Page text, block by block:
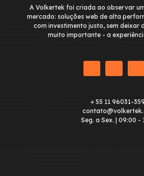
A Volkertek foi criada ao observar
mercado: soluções web de alta
com investimento justo, sem deixar
muito importante - a
+ 55 11 96031-
Seg. a Sex. | 09:00 -